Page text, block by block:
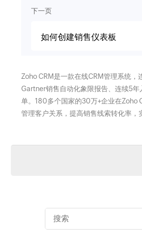
下一页
如何创建销售仪表板
Zoho CRM是一款在线CRM管理系统，
Gartner销售自动化象限报告、连续5年
单。180多个国家的30万+企业在Zoho
管理客户关系，提高销售线索转化率，